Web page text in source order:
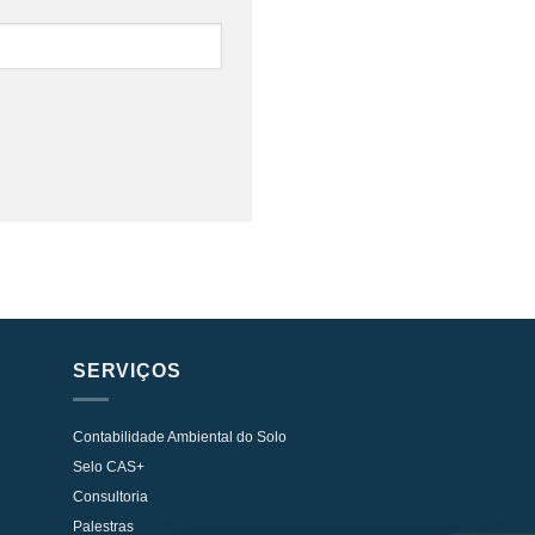
SERVIÇOS
Contabilidade Ambiental do Solo
Selo CAS+
Consultoria
Palestras